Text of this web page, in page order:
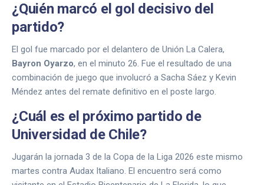
¿Quién marcó el gol decisivo del
partido?
El gol fue marcado por el delantero de Unión La Calera,
Bayron Oyarzo, en el minuto 26. Fue el resultado de una
combinación de juego que involucró a Sacha Sáez y Kevin
Méndez antes del remate definitivo en el poste largo.
¿Cuál es el próximo partido de
Universidad de Chile?
Jugarán la jornada 3 de la Copa de la Liga 2026 este mismo
martes contra Audax Italiano. El encuentro será como